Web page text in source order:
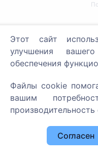
SIA
Мы
Этот сайт
улучшения
обеспечения
Файлы cookie
вашим
производительность
Согласен